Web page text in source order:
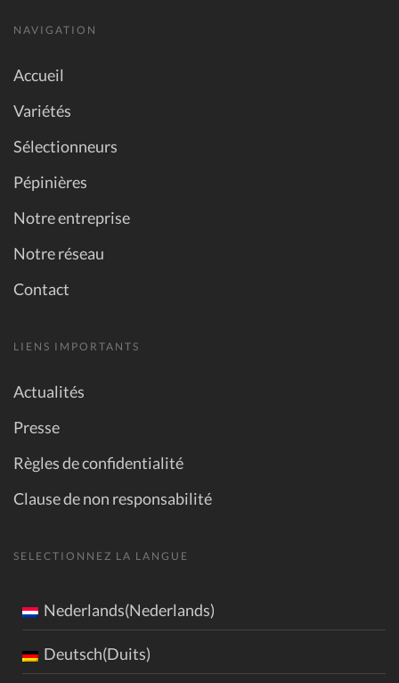
NAVIGATION
Accueil
Variétés
Sélectionneurs
Pépinières
Notre entreprise
Notre réseau
Contact
LIENS IMPORTANTS
Actualités
Presse
Règles de confidentialité
Clause de non responsabilité
SELECTIONNEZ LA LANGUE
Nederlands(Nederlands)
Deutsch(Duits)